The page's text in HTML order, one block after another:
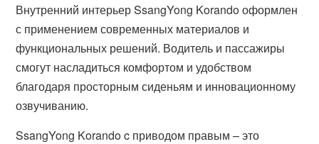
Внутренний интерьер SsangYong Korando оформлен
с применением современных материалов и
функциональных решений. Водитель и пассажиры
смогут насладиться комфортом и удобством
благодаря просторным сиденьям и инновационному
озвучиванию.
SsangYong Korando c приводом правым – это